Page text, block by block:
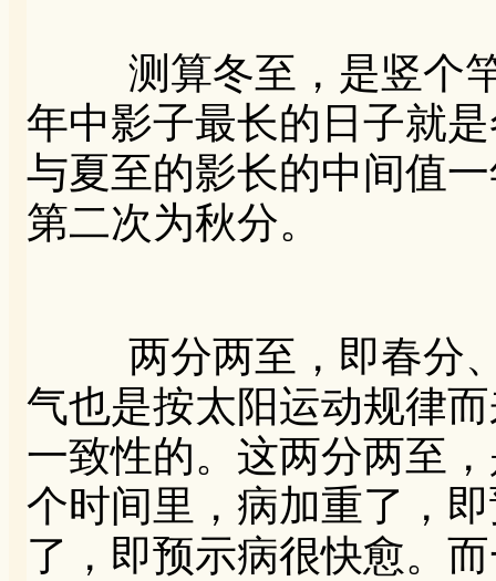
测算冬至，是竖个
年中影子最长的日子就
与夏至的影长的中间值
第二次为秋分。
两分两至，即春分
气也是按太阳运动规律
一致性的。这两分两至
个时间里，病加重了，
了，即预示病很快愈。